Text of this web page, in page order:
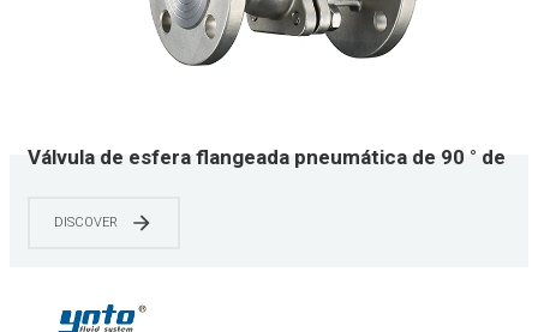
Válvula de esfera flangeada pneumática de 90 ° de
DISCOVER